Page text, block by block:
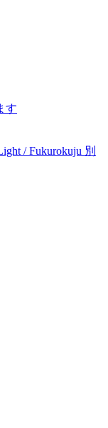
す
/ Fukurokuju 別